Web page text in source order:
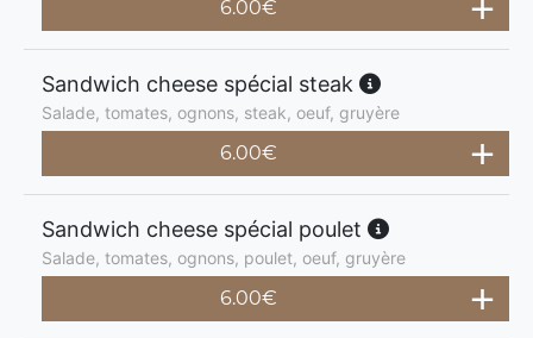
6.00€
Sandwich cheese spécial steak
Salade, tomates, ognons, steak, oeuf, gruyère
6.00€
Sandwich cheese spécial poulet
Salade, tomates, ognons, poulet, oeuf, gruyère
6.00€